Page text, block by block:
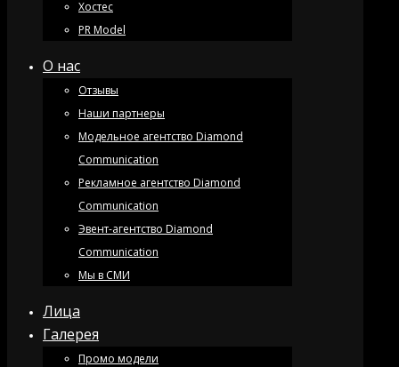
Хостес
PR Model
О нас
Отзывы
Наши партнеры
Модельное агентство Diamond
Communication
Рекламное агентство Diamond
Communication
Эвент-агентство Diamond
Communication
Мы в СМИ
Лица
Галерея
Промо модели